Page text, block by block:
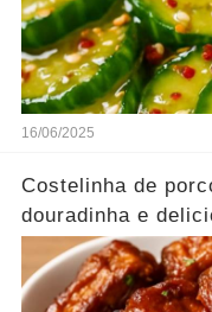
16/06/2025
Costelinha de
douradinha e